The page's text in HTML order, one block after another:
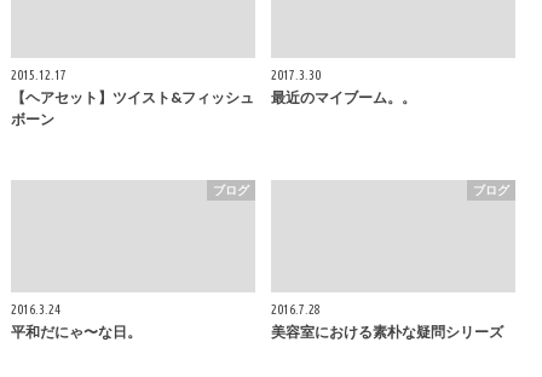
2015.12.17
【ヘアセット】ツイスト&フィッシュ
ボーン
2017.3.30
最近のマイブーム。。
ブログ
2016.3.24
平和だにゃ〜な日。
ブログ
2016.7.28
美容室における素朴な疑問シリーズ